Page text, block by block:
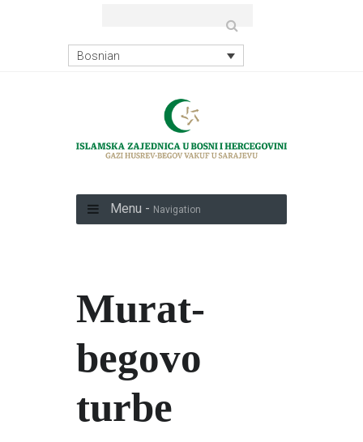
Bosnian
Menu - Navigation
Murat-
begovo
turbe